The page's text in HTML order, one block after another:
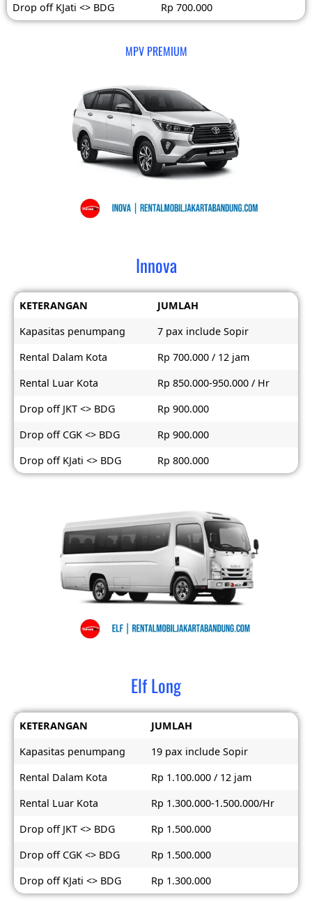
Drop off KJati <> BDG
Rp 700.000
MPV PREMIUM
Innova
KETERANGAN
JUMLAH
Kapasitas penumpang
7 pax include Sopir
Rental Dalam Kota
Rp 700.000 / 12 jam
Rental Luar Kota
Rp 850.000-950.000 / Hr
Drop off JKT <> BDG
Rp 900.000
Drop off CGK <> BDG
Rp 900.000
Drop off KJati <> BDG
Rp 800.000
Elf Long
KETERANGAN
JUMLAH
Kapasitas penumpang
19 pax include Sopir
Rental Dalam Kota
Rp 1.100.000 / 12 jam
Rental Luar Kota
Rp 1.300.000-1.500.000/Hr
Drop off JKT <> BDG
Rp 1.500.000
Drop off CGK <> BDG
Rp 1.500.000
Drop off KJati <> BDG
Rp 1.300.000